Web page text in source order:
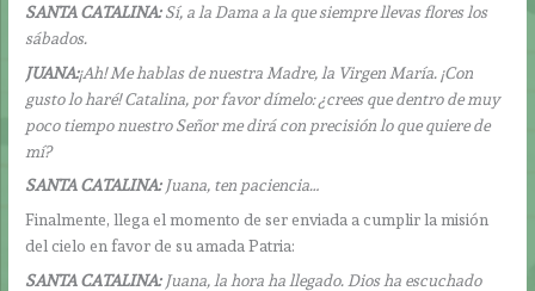
SANTA CATALINA:Sí, a la Dama a la que siempre llevas flores los
sábados.
JUANA:¡Ah! Me hablas de nuestra Madre, la Virgen María. ¡Con
gusto lo haré! Catalina, por favor dímelo: ¿crees que dentro de muy
poco tiempo nuestro Señor me dirá con precisión lo que quiere de
mí?
SANTA CATALINA:Juana, ten paciencia…
Finalmente, llega el momento de ser enviada a cumplir la misión
del cielo en favor de su amada Patria:
SANTA CATALINA:Juana, la hora ha llegado. Dios ha escuchado